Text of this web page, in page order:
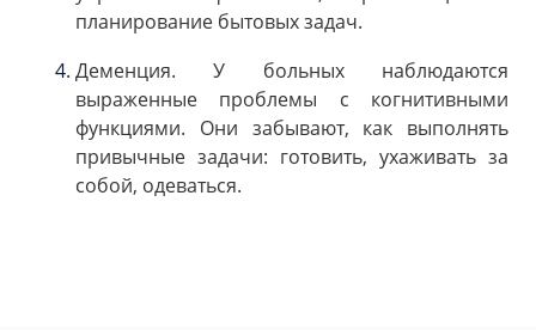
планирование бытовых задач.
Деменция. У больных наблюдаются
выраженные проблемы с когнитивными
функциями. Они забывают, как выполнять
привычные задачи: готовить, ухаживать за
собой, одеваться.